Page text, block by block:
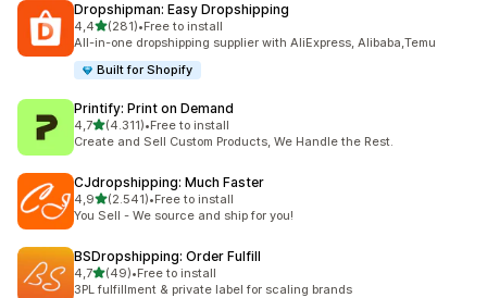
Dropshipman: Easy Dropshipping
4,4stelle su 5
(281)
281 recensioni totali
•Free to install
All-in-one dropshipping supplier with AliExpress, Alibaba,Temu
Built for Shopify
Printify: Print on Demand
4,7stelle su 5
(4.311)
4311 recensioni totali
•Free to install
Create and Sell Custom Products, We Handle the Rest.
CJdropshipping: Much Faster
4,9stelle su 5
(2.541)
2541 recensioni totali
•Free to install
You Sell - We source and ship for you!
BSDropshipping: Order Fulfill
4,7stelle su 5
(49)
49 recensioni totali
•Free to install
3PL fulfillment & private label for scaling brands